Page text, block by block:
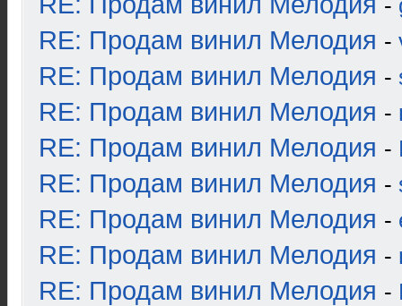
-
RE: Продам винил Мелодия -
RE: Продам винил Мелодия -
RE: Продам винил Мелодия -
RE: Продам винил Мелодия -
RE: Продам винил Мелодия -
RE: Продам винил Мелодия -
RE: Продам винил Мелодия -
RE: Продам винил Мелодия -